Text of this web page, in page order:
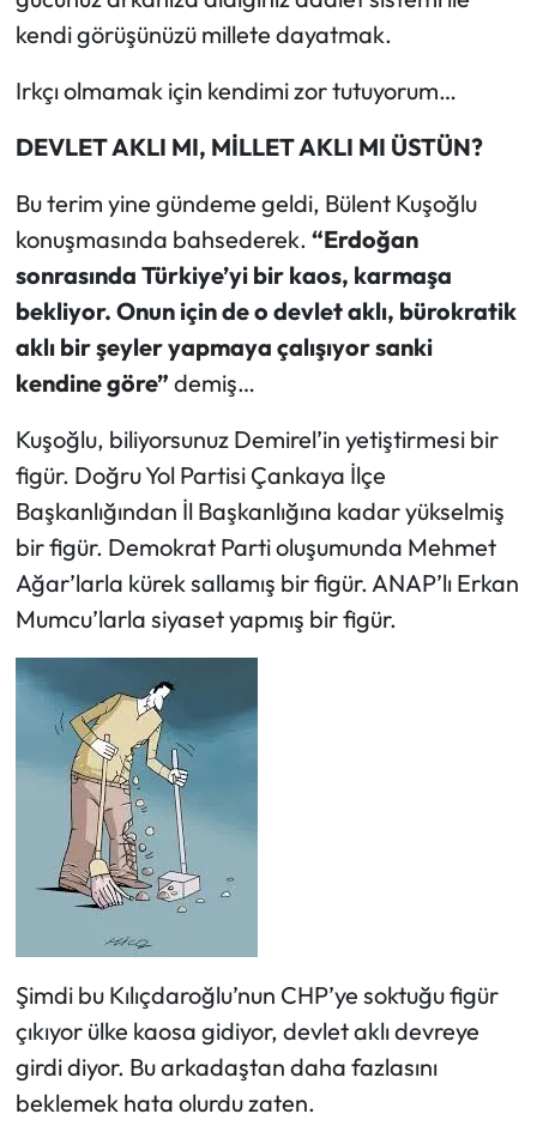
kendi görüşünüzü millete dayatmak.
Irkçı olmamak için kendimi zor tutuyorum…
DEVLET AKLI MI, MİLLET AKLI MI ÜSTÜN?
Bu terim yine gündeme geldi, Bülent Kuşoğlu
konuşmasında bahsederek. “Erdoğan
sonrasında Türkiye’yi bir kaos, karmaşa
bekliyor. Onun için de o devlet aklı, bürokratik
aklı bir şeyler yapmaya çalışıyor sanki
kendine göre” demiş…
Kuşoğlu, biliyorsunuz Demirel’in yetiştirmesi bir
figür. Doğru Yol Partisi Çankaya İlçe
Başkanlığından İl Başkanlığına kadar yükselmiş
bir figür. Demokrat Parti oluşumunda Mehmet
Ağar’larla kürek sallamış bir figür. ANAP’lı Erkan
Mumcu’larla siyaset yapmış bir figür.
Şimdi bu Kılıçdaroğlu’nun CHP’ye soktuğu figür
çıkıyor ülke kaosa gidiyor, devlet aklı devreye
girdi diyor. Bu arkadaştan daha fazlasını
beklemek hata olurdu zaten.